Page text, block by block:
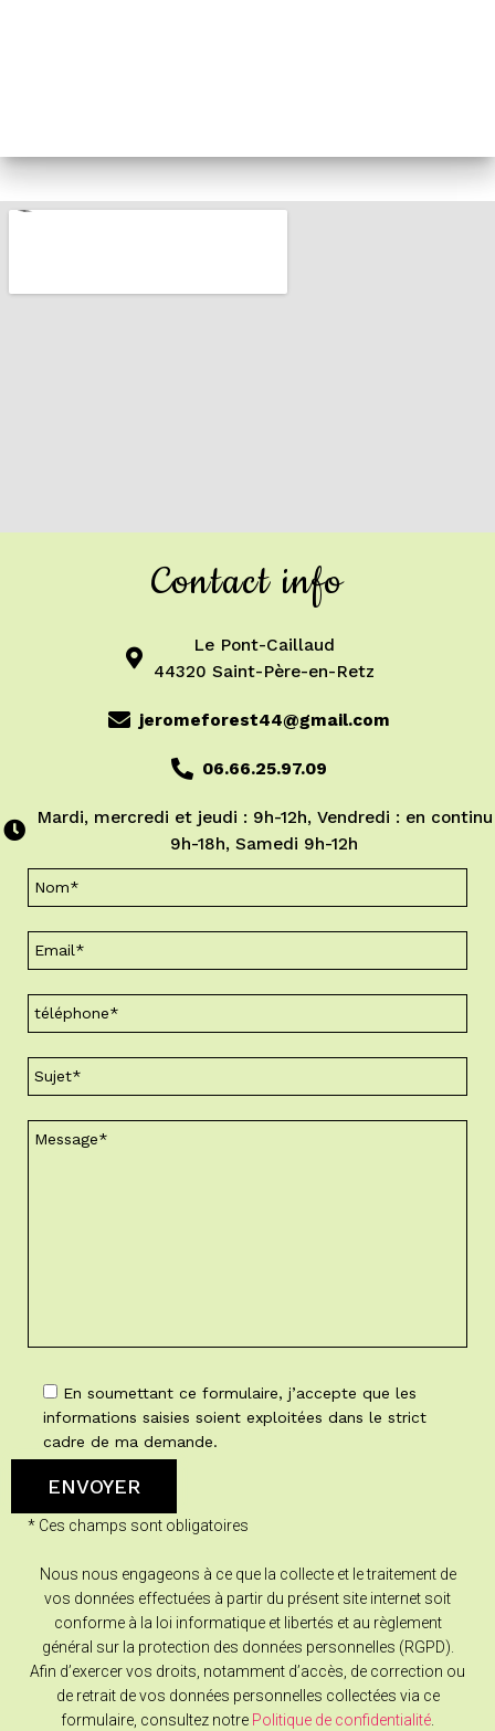
Contact info
Le Pont-Caillaud
44320 Saint-Père-en-Retz
jeromeforest44@gmail.com
06.66.25.97.09
Mardi, mercredi et jeudi : 9h-12h, Vendredi : en continu
9h-18h, Samedi 9h-12h
En soumettant ce formulaire, j’accepte que les
informations saisies soient exploitées dans le strict
cadre de ma demande.
* Ces champs sont obligatoires
Nous nous engageons à ce que la collecte et le traitement de
vos données effectuées à partir du présent site internet soit
conforme à la loi informatique et libertés et au règlement
général sur la protection des données personnelles (RGPD).
Afin d’exercer vos droits, notamment d’accès, de correction ou
de retrait de vos données personnelles collectées via ce
formulaire, consultez notre Politique de confidentialité